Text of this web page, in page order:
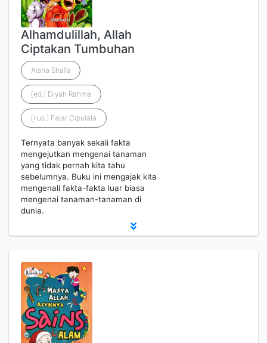
Alhamdulillah, Allah
Ciptakan Tumbuhan
Aisha Shafa
[ed.] Diyah Rahma
[ilus.] Fajar Cipulala
Ternyata banyak sekali fakta
mengejutkan mengenai tanaman
yang tidak pernah kita tahu
sebelumnya. Buku ini mengajak kita
mengenali fakta-fakta luar biasa
mengenai tanaman-tanaman di
dunia.